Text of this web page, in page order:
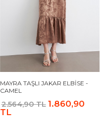
MAYRA TAŞLI JAKAR ELBISE -
CAMEL
2.564,90 TL 1.860,90
TL